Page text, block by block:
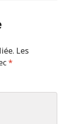
Les
*